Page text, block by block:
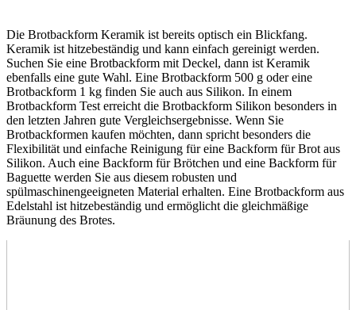
Die Brotbackform Keramik ist bereits optisch ein Blickfang.
Keramik ist hitzebeständig und kann einfach gereinigt werden.
Suchen Sie eine Brotbackform mit Deckel, dann ist Keramik
ebenfalls eine gute Wahl. Eine Brotbackform 500 g oder eine
Brotbackform 1 kg finden Sie auch aus Silikon. In einem
Brotbackform Test erreicht die Brotbackform Silikon besonders in
den letzten Jahren gute Vergleichsergebnisse. Wenn Sie
Brotbackformen kaufen möchten, dann spricht besonders die
Flexibilität und einfache Reinigung für eine Backform für Brot aus
Silikon. Auch eine Backform für Brötchen und eine Backform für
Baguette werden Sie aus diesem robusten und
spülmaschinengeeigneten Material erhalten. Eine Brotbackform aus
Edelstahl ist hitzebeständig und ermöglicht die gleichmäßige
Bräunung des Brotes.